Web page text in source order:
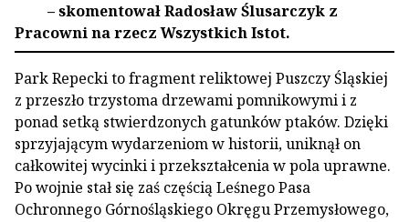
– skomentował Radosław Ślusarczyk z
Pracowni na rzecz Wszystkich Istot.
Park Repecki to fragment reliktowej Puszczy Śląskiej
z przeszło trzystoma drzewami pomnikowymi i z
ponad setką stwierdzonych gatunków ptaków. Dzięki
sprzyjającym wydarzeniom w historii, uniknął on
całkowitej wycinki i przekształcenia w pola uprawne.
Po wojnie stał się zaś częścią Leśnego Pasa
Ochronnego Górnośląskiego Okręgu Przemysłowego,